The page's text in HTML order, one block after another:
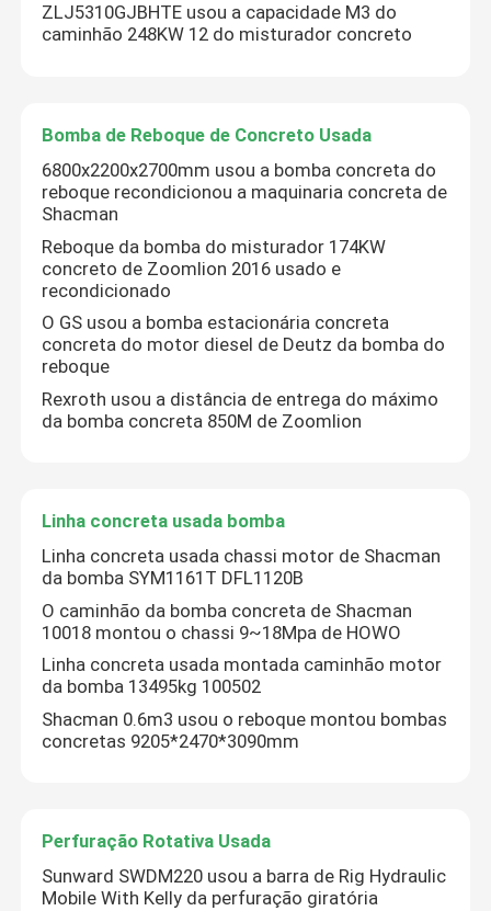
ZLJ5310GJBHTE usou a capacidade M3 do
caminhão 248KW 12 do misturador concreto
Bomba de Reboque de Concreto Usada
6800x2200x2700mm usou a bomba concreta do
reboque recondicionou a maquinaria concreta de
Shacman
Reboque da bomba do misturador 174KW
concreto de Zoomlion 2016 usado e
recondicionado
O GS usou a bomba estacionária concreta
concreta do motor diesel de Deutz da bomba do
reboque
Rexroth usou a distância de entrega do máximo
da bomba concreta 850M de Zoomlion
Linha concreta usada bomba
Linha concreta usada chassi motor de Shacman
da bomba SYM1161T DFL1120B
O caminhão da bomba concreta de Shacman
10018 montou o chassi 9~18Mpa de HOWO
Linha concreta usada montada caminhão motor
da bomba 13495kg 100502
Shacman 0.6m3 usou o reboque montou bombas
concretas 9205*2470*3090mm
Perfuração Rotativa Usada
Sunward SWDM220 usou a barra de Rig Hydraulic
Mobile With Kelly da perfuração giratória